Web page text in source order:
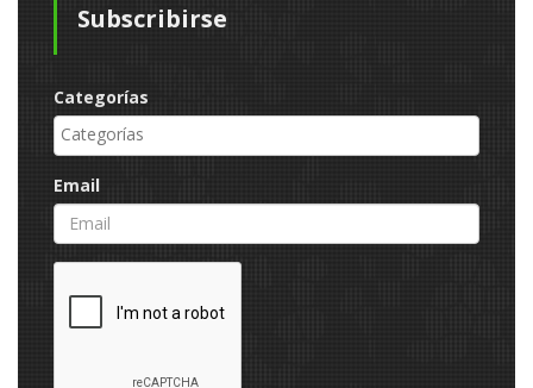
Subscribirse
Categorías
Email